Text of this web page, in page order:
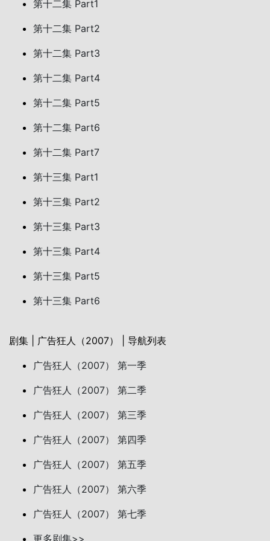
第十二集 Part1
第十二集 Part2
第十二集 Part3
第十二集 Part4
第十二集 Part5
第十二集 Part6
第十二集 Part7
第十三集 Part1
第十三集 Part2
第十三集 Part3
第十三集 Part4
第十三集 Part5
第十三集 Part6
剧集 | 广告狂人（2007） | 导航列表
广告狂人（2007） 第一季
广告狂人（2007） 第二季
广告狂人（2007） 第三季
广告狂人（2007） 第四季
广告狂人（2007） 第五季
广告狂人（2007） 第六季
广告狂人（2007） 第七季
更多剧集>>